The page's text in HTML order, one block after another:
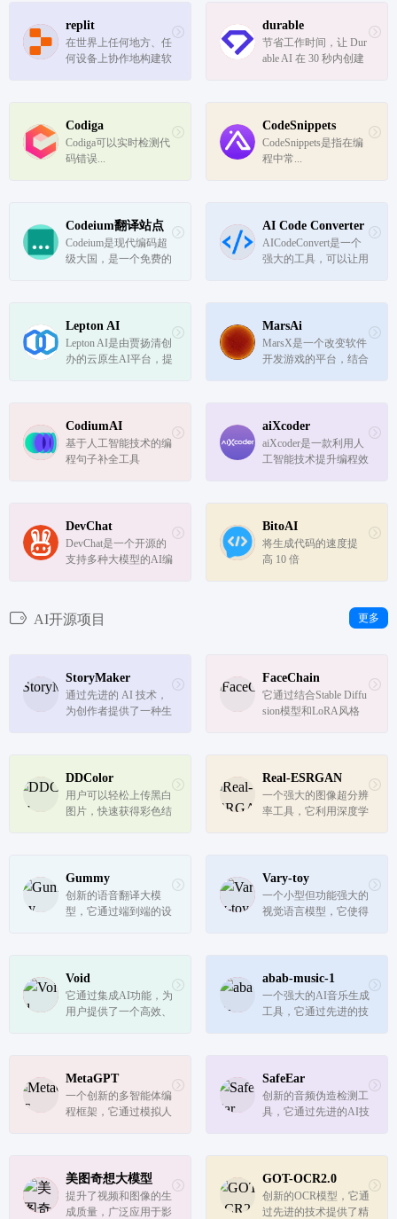
replit
在世界上任何地方、任
何设备上协作地构建软
durable
节省工作时间，让 Dur
able AI 在 30 秒内创建
Codiga
Codiga可以实时检测代
码错误...
CodeSnippets
CodeSnippets是指在编
程中常...
Codeium翻译站点
Codeium是现代编码超
级大国，是一个免费的
ide集成。
AI Code Converter
AICodeConvert是一个
强大的工具，可以让用
利用人工智能技术提供
代码生成和翻译功能，
从而提高生产力。
Lepton AI
Lepton AI是由贾扬清创
办的云原生AI平台，提
易地完成创建、部署和
扩展任务。它提供了 P
ython SDK 和云计算平
MarsAi
MarsX是一个改变软件
开发游戏的平台，结合
CodiumAI
基于人工智能技术的编
程句子补全工具
aiXcoder
aiXcoder是一款利用人
工智能技术提升编程效
开发的核心产品，是国
内首款基于深度学习的
智能化软件开发工具。
DevChat
DevChat是一个开源的
支持多种大模型的AI编
（IDE）无缝集成，提
效率和代...
BitoAI
将生成代码的速度提
高 10 倍
AI开源项目 更多
StoryMaker
通过先进的 AI 技术，
为创作者提供了一种生
色和场景连贯性的创意
项目
FaceChain
它通过结合Stable Diffu
sion模型和LoRA风格
和写真。无论是用于个
人娱乐还是专业需求，
FaceChain都能满足用
DDColor
用户可以轻松上传黑白
图片，快速获得彩色结
令人满意的效果。
Real-ESRGAN
一个强大的图像超分辨
率工具，它利用深度学
过合成退化过程来提升
低分辨率图像的质量。
Gummy
创新的语音翻译大模
型，它通过端到端的设
议、教育培训、旅游导
航还是客户服务和医疗
咨询等场景中，Gumm
Vary-toy
一个小型但功能强大的
视觉语言模型，它使得
Void
它通过集成AI功能，为
用户提供了一个高效、
能提供强大的支持和便
捷的操作。
abab-music-1
一个强大的AI音乐生成
工具，它通过先进的技
余爱好者，都能够利用
这个模型来创作出高质
量的音乐作品。
MetaGPT
一个创新的多智能体编
程框架，它通过模拟人
框架特别适合解决复杂
的软件开发任务，并为
自动化编程和多智能体
SafeEar
创新的音频伪造检测工
具，它通过先进的AI技
美图奇想大模型
提升了视频和图像的生
成质量，广泛应用于影
GOT-OCR2.0
创新的OCR模型，它通
过先进的技术提供了精